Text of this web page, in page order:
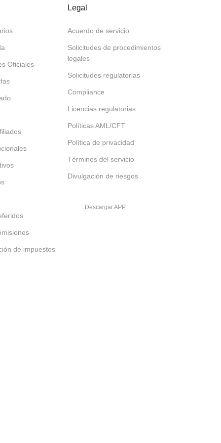
Oficiales
de impuestos
Legal
Acuerdo de servicio
Solicitudes de procedimientos
legales
Solicitudes regulatorias
Compliance
Licencias regulatorias
Políticas AML/CFT
Política de privacidad
Términos del servicio
Divulgación de riesgos
Descargar APP